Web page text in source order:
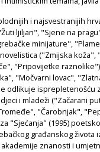
i najsvestranijih
ljiljan", "Sjene na
minijature",
("Zmijska
"Pripovijetke
"Močvarni lovac",
odlikuje isprepletenošću
i mladeži ("Začarani
"Čarobnjak",
"Sjećanja" (1995)
građanskog života
znanosti i